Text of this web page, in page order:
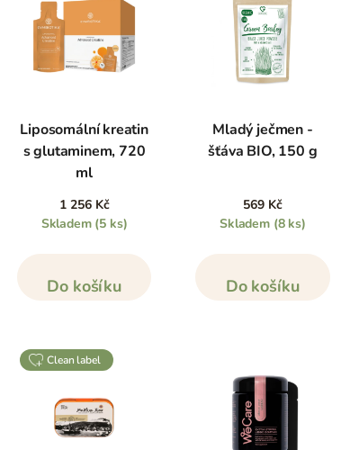
Liposomální kreatin
s glutaminem, 720
ml
1 256 Kč
Skladem (5 ks)
Do košíku
Mladý ječmen -
šťáva BIO, 150 g
569 Kč
Skladem (8 ks)
Do košíku
clean label